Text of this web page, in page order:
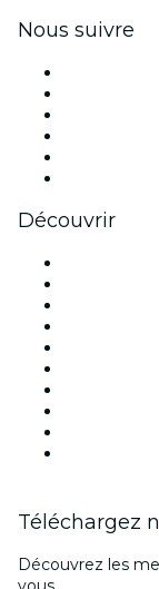
Nous suivre
Découvrir
Téléchargez
Découvrez les